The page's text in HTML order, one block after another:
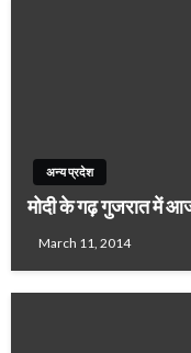
अन्य प्रदेश
मोदी के गढ़ गुजरात में
March 11, 2014